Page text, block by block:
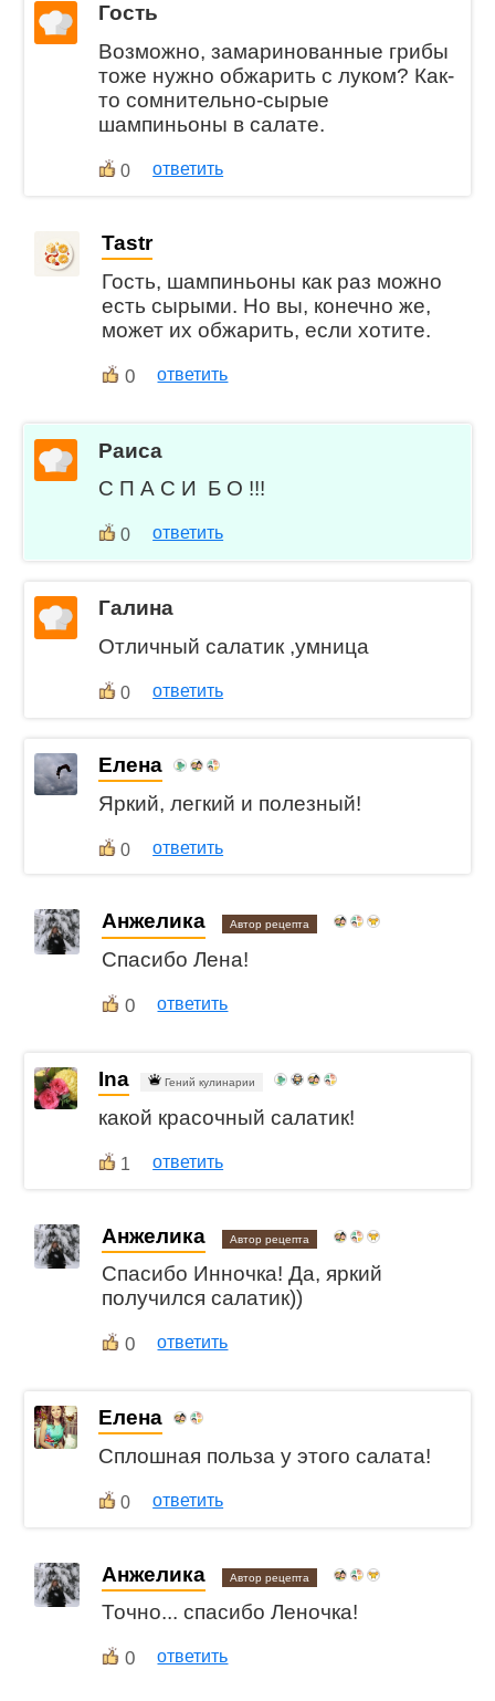
Гость
Возможно, замаринованные грибы
тоже нужно обжарить с луком? Как-
то сомнительно-сырые
шампиньоны в салате.
0 ответить
Tastr
Гость, шампиньоны как раз можно
есть сырыми. Но вы, конечно же,
может их обжарить, если хотите.
0 ответить
Раиса
С П А С И Б О !!!
0 ответить
Галина
Отличный салатик ,умница
0 ответить
Елена
Яркий, легкий и полезный!
0 ответить
Анжелика Автор рецепта
Спасибо Лена!
0 ответить
Ina Гений кулинарии
какой красочный салатик!
1 ответить
Анжелика Автор рецепта
Спасибо Инночка! Да, яркий
получился салатик))
0 ответить
Елена
Сплошная польза у этого салата!
0 ответить
Анжелика Автор рецепта
Точно... спасибо Леночка!
0 ответить